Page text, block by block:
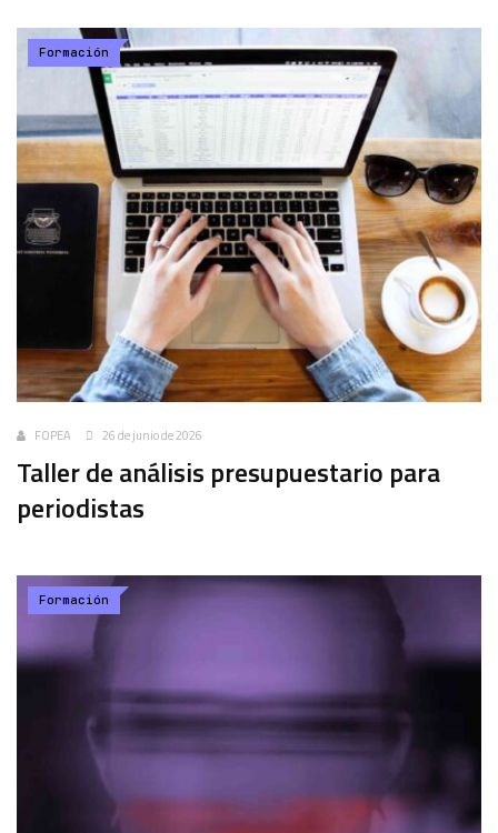
Formación
FOPEA 26 de junio de 2026
Taller de análisis presupuestario para
periodistas
Formación